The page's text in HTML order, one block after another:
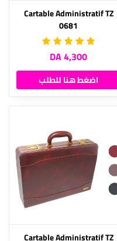
Cartable Administratif TZ
0681
4,300 DA
اضغط هنا للطلب
Cartable Administratif TZ